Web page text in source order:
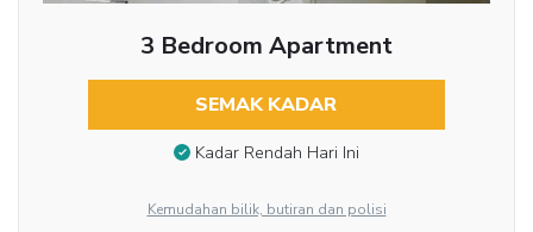
3 Bedroom Apartment
SEMAK KADAR
Kadar Rendah Hari Ini
Kemudahan bilik, butiran dan polisi